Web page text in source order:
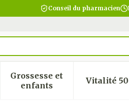
Conseil du pharmacien
catégorie Beauté, soins et
sous-menu pour la
Grossesse et
enfantsAfficher le sous-menu
Vitalité